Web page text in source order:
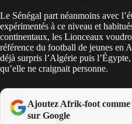
Le Sénégal part néanmoins avec
expérimentés à ce niveau et
continentaux, les Lionceaux
référence du football de jeunes en
déjà surpris l’Algérie puis
qu’elle ne craignait personne.
Ajoutez Afrik-foot comme
sur Google